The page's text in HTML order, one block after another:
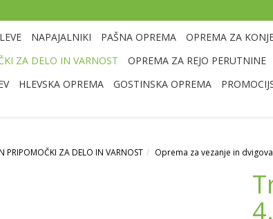
NAPAJALNIKI PAŠNA OPREMA OPREMA ZA
ZA DELO IN VARNOST
OPREMA ZA REJO PERUTNINE
HLEVSKA OPREMA GOSTINSKA OPREMA
PRIPOMOČKI ZA DELO IN VARNOST Oprema za vezanje in